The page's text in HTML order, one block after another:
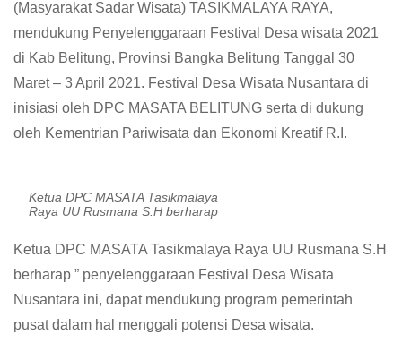
(Masyarakat Sadar Wisata) TASIKMALAYA RAYA,
mendukung Penyelenggaraan Festival Desa wisata 2021
di Kab Belitung, Provinsi Bangka Belitung Tanggal 30
Maret – 3 April 2021. Festival Desa Wisata Nusantara di
inisiasi oleh DPC MASATA BELITUNG serta di dukung
oleh Kementrian Pariwisata dan Ekonomi Kreatif R.I.
Ketua DPC MASATA Tasikmalaya
Raya UU Rusmana S.H berharap
Ketua DPC MASATA Tasikmalaya Raya UU Rusmana S.H
berharap ” penyelenggaraan Festival Desa Wisata
Nusantara ini, dapat mendukung program pemerintah
pusat dalam hal menggali potensi Desa wisata.